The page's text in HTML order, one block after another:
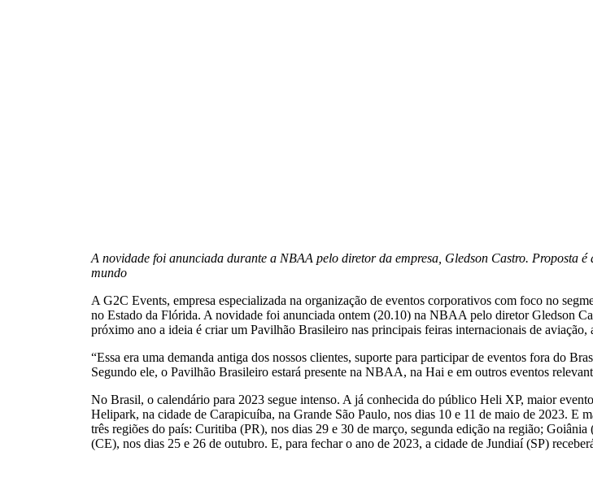
A novidade foi anunciada durante a NBAA pelo diretor da empresa, Gledson Castro. Proposta
mundo
A G2C Events, empresa especializada na organização de eventos corporativos com foco no
no Estado da Flórida. A novidade foi anunciada ontem (20.10) na NBAA pelo diretor Gledson
próximo ano a ideia é criar um Pavilhão Brasileiro nas principais feiras internacionais de
“Essa era uma demanda antiga dos nossos clientes, suporte para participar de eventos fora do
Segundo ele, o Pavilhão Brasileiro estará presente na NBAA, na Hai e em outros eventos
No Brasil, o calendário para 2023 segue intenso. A já conhecida do público Heli XP, maior
Helipark, na cidade de Carapicuíba, na Grande São Paulo, nos dias 10 e 11 de maio de 2023. E
três regiões do país: Curitiba (PR), nos dias 29 e 30 de março, segunda edição na região;
(CE), nos dias 25 e 26 de outubro. E, para fechar o ano de 2023, a cidade de Jundiaí (SP)